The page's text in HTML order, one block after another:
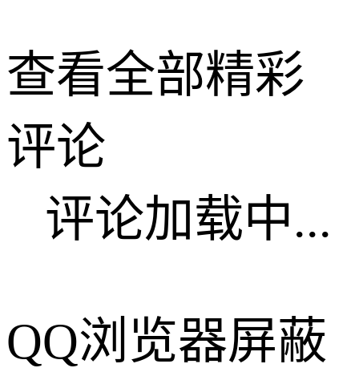
查看全部精彩
评论
评论加载中...
QQ浏览器屏蔽